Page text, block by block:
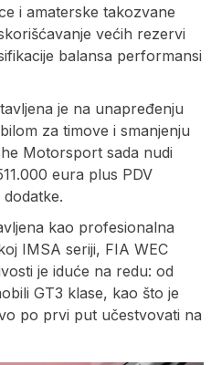
i amaterske takozvane
većih rezervi
balansa performansi
je na unapređenju
za timove i smanjenju
Motorsport sada nudi
eura plus PDV
kao profesionalna
IMSA seriji, FIA WEC
je iduće na redu: od
GT3 klase, kao što je
po prvi put učestvovati na